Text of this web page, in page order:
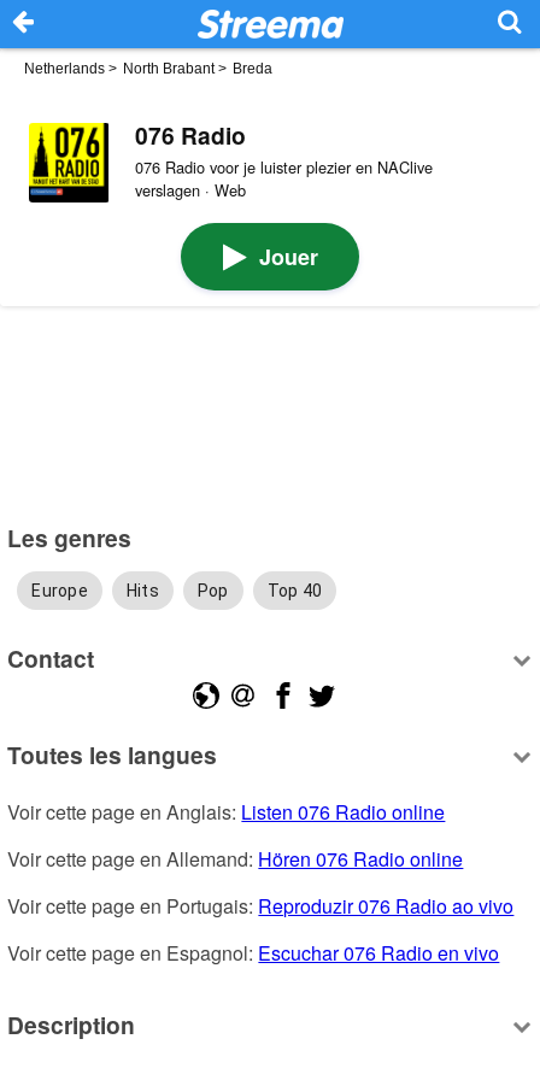
Netherlands > North Brabant> Breda
076 Radio
076 Radio voor je luister plezier en NAClive
verslagen · Web
Jouer
Les genres
Europe Hits Pop Top 40
Contact
Toutes les langues
Voir cette page en Anglais: Listen 076 Radio online
Voir cette page en Allemand: Hören 076 Radio online
Voir cette page en Portugais: Reproduzir 076 Radio ao vivo
Voir cette page en Espagnol: Escuchar 076 Radio en vivo
Description